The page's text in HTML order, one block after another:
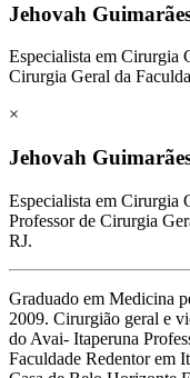
Jehovah
Especialista em Cirurgia
Cirurgia Geral da
×
Jehovah
Especialista em Cirurgia
Professor de Cirurgia
RJ.
Graduado em Medicina
2009. Cirurgião geral e
do Avai- Itaperuna
Faculdade Redentor em